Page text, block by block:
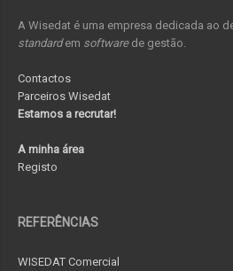
A Wisedat é uma empresa dedicada ao
standardem softwarede gestão.
Contactos
Parceiros Wisedat
Estamos a recrutar!
A minha área
Registo
REFERÊNCIAS
WISEDAT Comercial